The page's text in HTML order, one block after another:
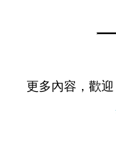
更多內容，歡迎